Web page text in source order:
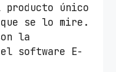
único
se lo mire.
la
software E-